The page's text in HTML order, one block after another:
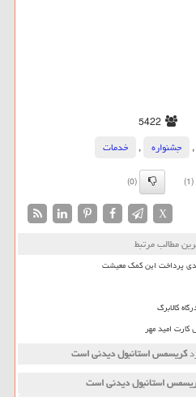
5422
, جشنواره ,
خدمات
(1)
(0)
X
مطالب مرتبط
پرداخت این کمک معیشت
کالابرگ
كریسمس استانبول دیدنی است
استانبول دیدنی است